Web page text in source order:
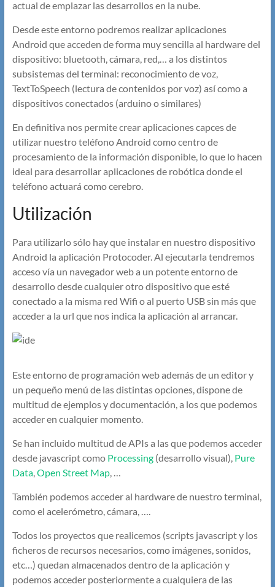
actual de emplazar las desarrollos en la nube.
Desde este entorno podremos realizar aplicaciones
Android que acceden de forma muy sencilla al hardware del
dispositivo: bluetooth, cámara, red,… a los distintos
subsistemas del terminal: reconocimiento de voz,
TextToSpeech (lectura de contenidos por voz) así como a
dispositivos conectados (arduino o similares)
En definitiva nos permite crear aplicaciones capces de
utilizar nuestro teléfono Android como centro de
procesamiento de la información disponible, lo que lo hacen
ideal para desarrollar aplicaciones de robótica donde el
teléfono actuará como cerebro.
Utilización
Para utilizarlo sólo hay que instalar en nuestro dispositivo
Android la aplicación Protocoder. Al ejecutarla tendremos
acceso vía un navegador web a un potente entorno de
desarrollo desde cualquier otro dispositivo que esté
conectado a la misma red Wifi o al puerto USB sin más que
acceder a la url que nos indica la aplicación al arrancar.
Este entorno de programación web además de un editor y
un pequeño menú de las distintas opciones, dispone de
multitud de ejemplos y documentación, a los que podemos
acceder en cualquier momento.
Se han incluido multitud de APIs a las que podemos acceder
desde javascript como Processing(desarrollo visual), Pure
Data,Open Street Map, …
También podemos acceder al hardware de nuestro terminal,
como el acelerómetro, cámara, ….
Todos los proyectos que realicemos (scripts javascript y los
ficheros de recursos necesarios, como imágenes, sonidos,
etc…) quedan almacenados dentro de la aplicación y
podemos acceder posteriormente a cualquiera de las